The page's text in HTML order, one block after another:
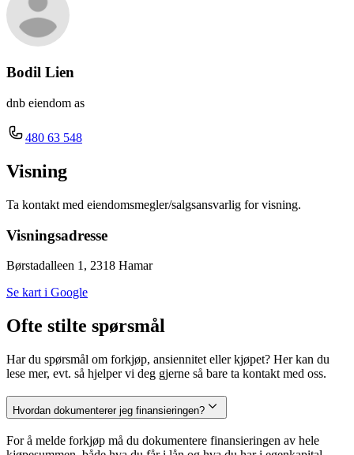
Bodil Lien
dnb eiendom as
480 63 548
Visning
Ta kontakt med eiendomsmegler/salgsansvarlig for visning.
Visningsadresse
Børstadalleen 1, 2318 Hamar
Se kart i Google
Ofte stilte spørsmål
Har du spørsmål om forkjøp, ansiennitet eller kjøpet? Her kan du
lese mer, evt. så hjelper vi deg gjerne så bare ta kontakt med oss.
Hvordan dokumenterer jeg finansieringen?
For å melde forkjøp må du dokumentere finansieringen av hele